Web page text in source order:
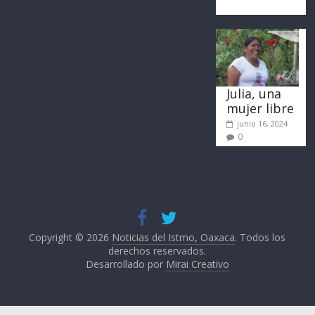
Julia, una
mujer libre
junio 16, 2024
0
Copyright © 2026 Noticias del Istmo, Oaxaca. Todos los
derechos reservados.
Desarrollado por Mirai Creativo